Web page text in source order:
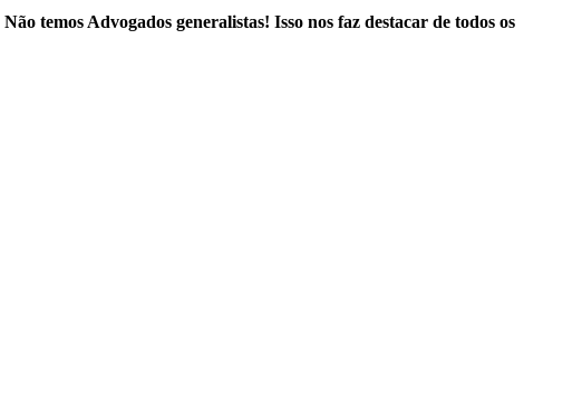
Não temos Advogados generalistas! Isso nos faz destacar de todos os